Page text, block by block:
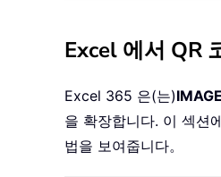
Excel 에서 QR
Excel 365 은(는)IMAGE
을 확장합니다. 이 섹션
법을 보여줍니다。